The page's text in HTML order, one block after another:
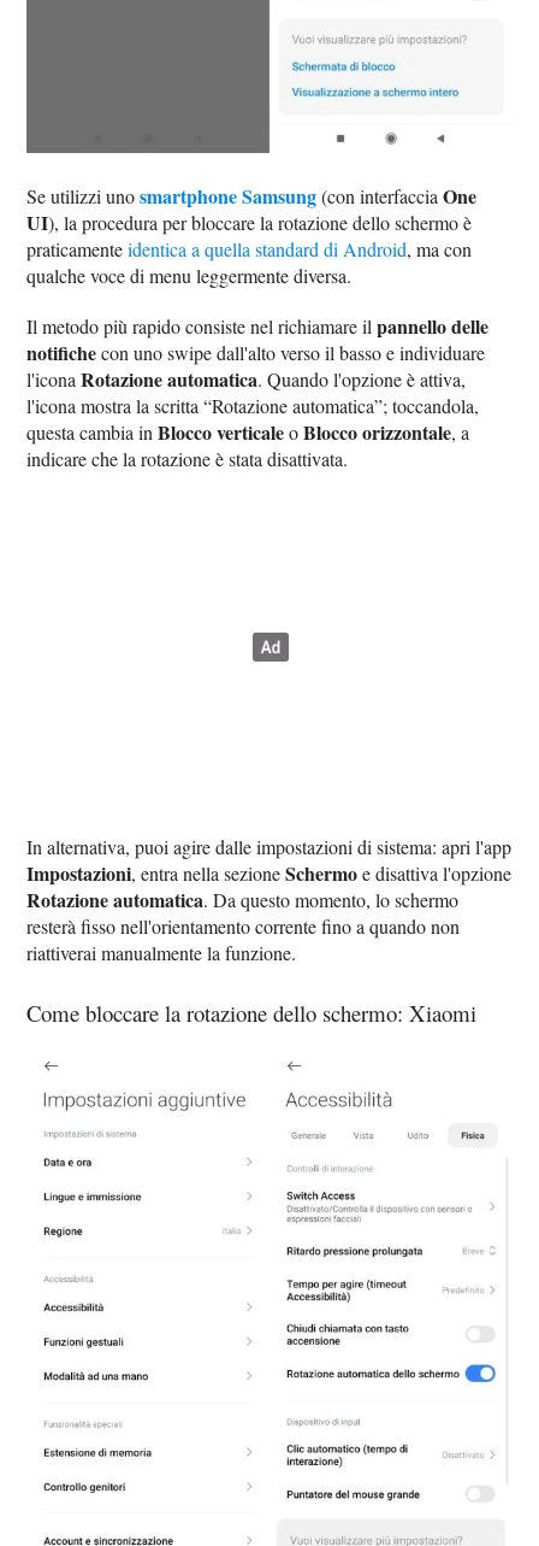
Se utilizzi unosmartphone Samsung(con interfacciaOne
UI), la procedura per bloccare la rotazione dello schermo è
praticamenteidentica a quella standard di Android, ma con
qualche voce di menu leggermente diversa.
Il metodo più rapido consiste nel richiamare ilpannello delle
notifichecon uno swipe dall'alto verso il basso e individuare
l'iconaRotazione automatica. Quando l'opzione è attiva,
l'icona mostra la scritta “Rotazione automatica”; toccandola,
questa cambia inBlocco verticaleoBlocco orizzontale, a
indicare che la rotazione è stata disattivata.
In alternativa, puoi agire dalle impostazioni di sistema: apri l'app
Impostazioni, entra nella sezioneSchermoe disattiva l'opzione
Rotazione automatica. Da questo momento, lo schermo
resterà fisso nell'orientamento corrente fino a quando non
riattiverai manualmente la funzione.
Come bloccare la rotazione dello schermo: Xiaomi